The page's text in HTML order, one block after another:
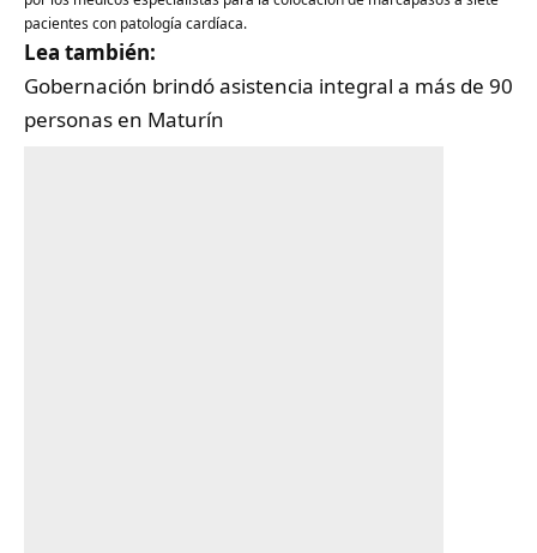
pacientes con patología cardíaca.
Lea también:
Gobernación brindó asistencia integral a más de 90
personas en Maturín‎